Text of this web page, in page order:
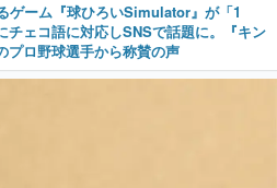
ゲーム『球ひろいSimulator』が「1
チェコ語に対応しSNSで話題に。『キン
プロ野球選手から称賛の声